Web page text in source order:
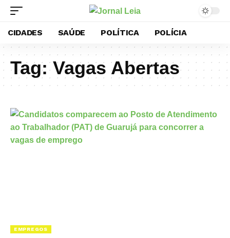
CIDADES SAÚDE POLÍTICA POLÍCIA
Tag:Vagas Abertas
EMPREGOS